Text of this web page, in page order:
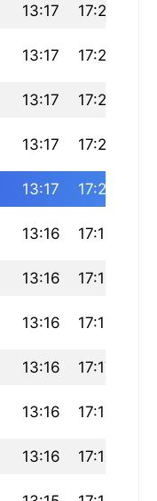
13:17 17:23
13:17 17:23
13:17 17:22
13:17 17:21
13:17 17:20
13:16 17:19
13:16 17:19
13:16 17:18
13:16 17:17
13:16 17:16
13:16 17:15